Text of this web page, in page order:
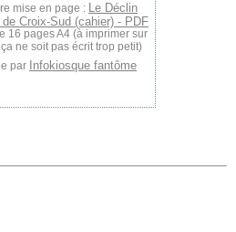
mise en page : Le Déclin
Croix-Sud (cahier) - PDF
16 pages A4 (à imprimer sur
ne soit pas écrit trop petit)
par Infokiosque fantôme